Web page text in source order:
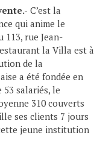
C’est la
qui anime le
113, rue Jean-
la Villa est à
de la
a été fondée en
53 salariés, le
310 couverts
ses clients 7 jours
jeune institution